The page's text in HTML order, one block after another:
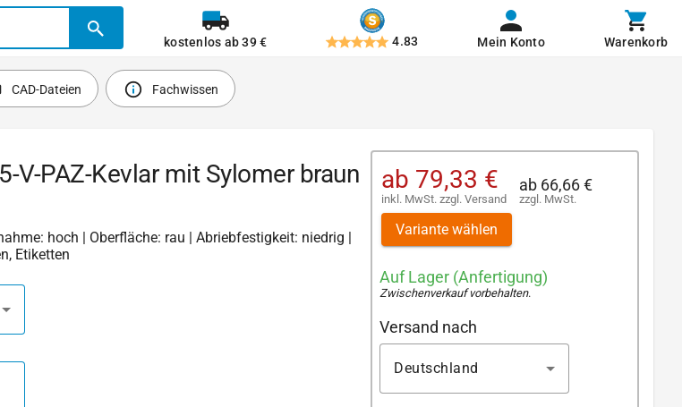
kostenlos ab 39 € 4.83 Mein Konto Warenkorb
CAD-Dateien Fachwissen
V-PAZ-Kevlar mit Sylomer braun
hoch | Oberfläche: rau | Abriebfestigkeit: niedrig |
Etiketten
ab 79,33 €
inkl. MwSt. zzgl. Versand
ab 66,66 €
zzgl. MwSt.
Variante wählen
Auf Lager (Anfertigung)
Zwischenverkauf vorbehalten.
Versand nach
Deutschland